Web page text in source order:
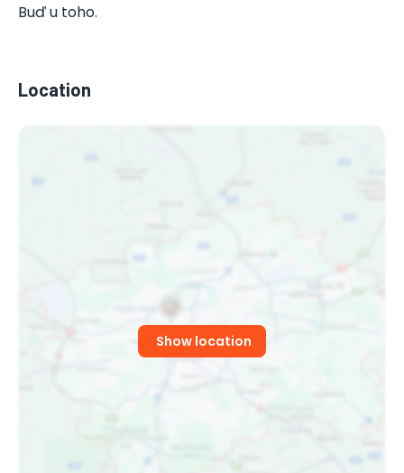
Buď u toho.
Location
Show location